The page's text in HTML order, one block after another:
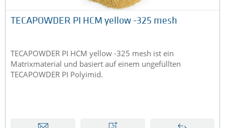
TECAPOWDER PI HCM yellow -325 mesh
TECAPOWDER PI HCM yellow -325 mesh ist ein
Matrixmaterial und basiert auf einem ungefüllten
TECAPOWDER PI Polyimid.